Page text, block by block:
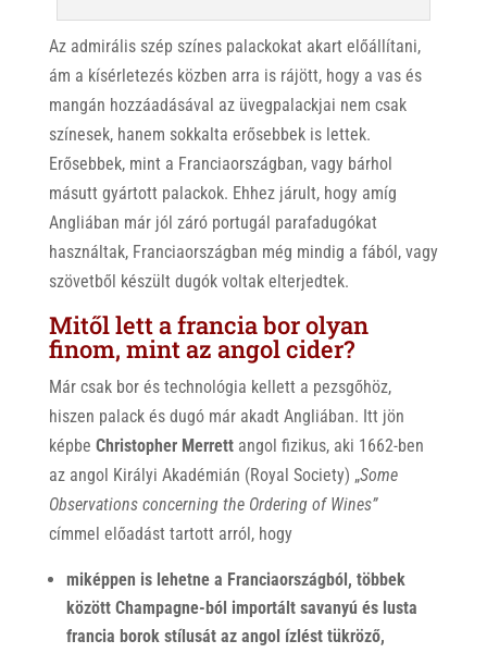
Az admirális szép színes palackokat akart előállítani,
ám a kísérletezés közben arra is rájött, hogy a vas és
mangán hozzáadásával az üvegpalackjai nem csak
színesek, hanem sokkalta erősebbek is lettek.
Erősebbek, mint a Franciaországban, vagy bárhol
másutt gyártott palackok. Ehhez járult, hogy amíg
Angliában már jól záró portugál parafadugókat
használtak, Franciaországban még mindig a fából, vagy
szövetből készült dugók voltak elterjedtek.
Mitől lett a francia bor olyan
finom, mint az angol cider?
Már csak bor és technológia kellett a pezsgőhöz,
hiszen palack és dugó már akadt Angliában. Itt jön
képbe Christopher Merrettangol fizikus, aki 1662-ben
az angol Királyi Akadémián (Royal Society) „Some
Observations concerning the Ordering of Wines”
címmel előadást tartott arról, hogy
miképpen is lehetne a Franciaországból, többek
között Champagne-ból importált savanyú és lusta
francia borok stílusát az angol ízlést tükröző,